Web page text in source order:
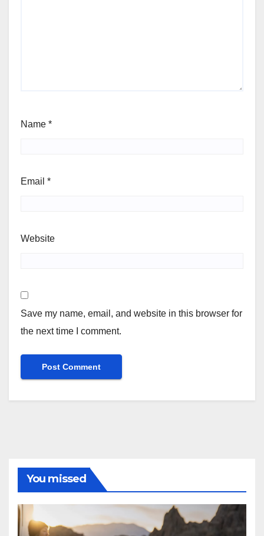
Name *
Email *
Website
Save my name, email, and website in this browser for
the next time I comment.
You missed